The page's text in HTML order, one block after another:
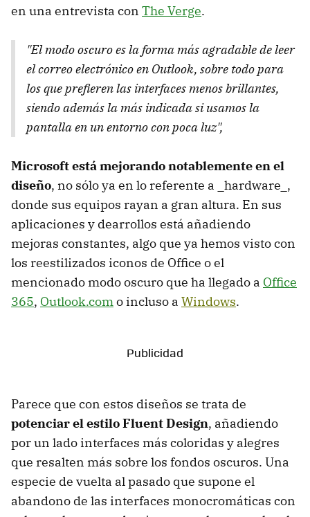
en una entrevista con The Verge.
"El modo oscuro es la forma más agradable de leer
el correo electrónico en Outlook, sobre todo para
los que prefieren las interfaces menos brillantes,
siendo además la más indicada si usamos la
pantalla en un entorno con poca luz",
Microsoft está mejorando notablemente en el
diseño, no sólo ya en lo referente a _hardware_,
donde sus equipos rayan a gran altura. En sus
aplicaciones y dearrollos está añadiendo
mejoras constantes, algo que ya hemos visto con
los reestilizados iconos de Office o el
mencionado modo oscuro que ha llegado a Office
365, Outlook.como incluso a Windows.
Parece que con estos diseños se trata de
potenciar el estilo Fluent Design, añadiendo
por un lado interfaces más coloridas y alegres
que resalten más sobre los fondos oscuros. Una
especie de vuelta al pasado que supone el
abandono de las interfaces monocromáticas con